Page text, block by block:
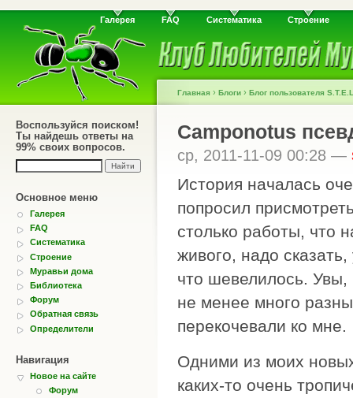
Галерея FAQ Систематика Строение
Воспользуйся поиском!
Ты найдешь ответы на
99% своих вопросов.
Основное меню
Галерея
FAQ
Систематика
Строение
Муравьи дома
Библиотека
Форум
Обратная связь
Определители
Навигация
Новое на сайте
Форум
Главная › Блоги › Блог пользователя
Camponotus
ср, 2011-11-09 00:28 —
История началась
попросил
столько работы, что
живого, надо
что шевелилось.
не менее много
перекочевали ко мне.
Одними из моих
каких-то очень